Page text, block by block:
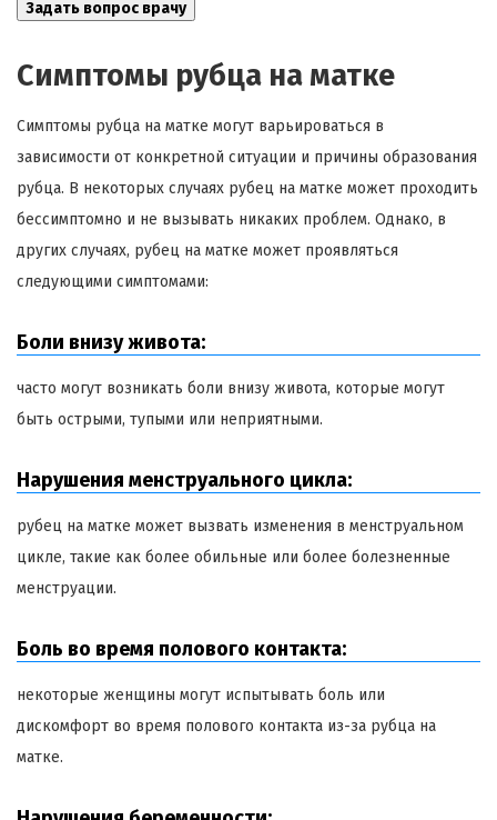
Симптомы рубца на матке
Симптомы рубца на матке могут варьироваться в
зависимости от конкретной ситуации и причины образования
рубца. В некоторых случаях рубец на матке может проходить
бессимптомно и не вызывать никаких проблем. Однако, в
других случаях, рубец на матке может проявляться
следующими симптомами:
Боли внизу живота:
часто могут возникать боли внизу живота, которые могут
быть острыми, тупыми или неприятными.
Нарушения менструального цикла:
рубец на матке может вызвать изменения в менструальном
цикле, такие как более обильные или более болезненные
менструации.
Боль во время полового контакта:
некоторые женщины могут испытывать боль или
дискомфорт во время полового контакта из-за рубца на
матке.